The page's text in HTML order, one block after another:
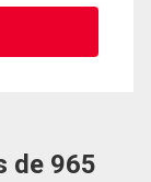
de 965